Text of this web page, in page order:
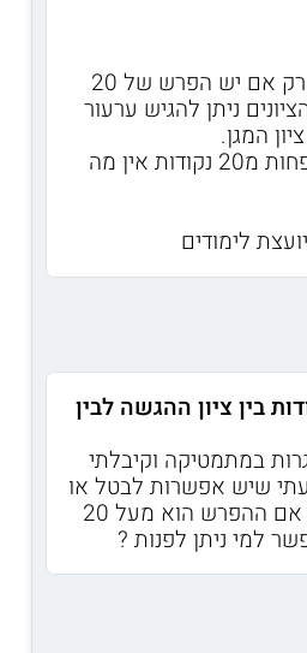
עד כמה שידוע לי, רק אם יש הפרש של 20
ניתן להגיש ערעור
המגן.
כל עוד מדובר על פחות מ20 נקודות אין מה
לימודים
של 20 נקודות בין ציון ההגשה לבין
על 80 בבגרות במתמטיקה וקיבלתי
שיש אפשרות לבטל או
להתחשב באחוזים אם ההפרש הוא מעל 20
למי ניתן לפנות ?